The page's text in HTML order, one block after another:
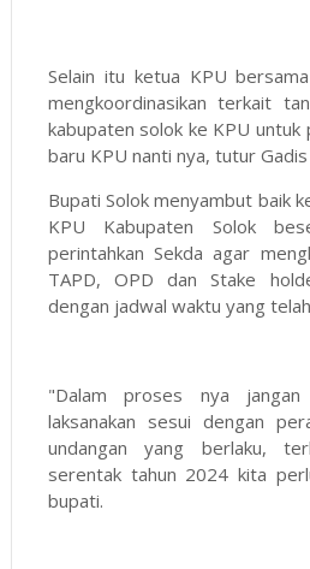
Selain itu ketua KPU
mengkoordinasikan terkait
kabupaten solok ke KPU untuk
baru KPU nanti nya, tutur
Bupati Solok menyambut baik
KPU Kabupaten Solok
perintahkan Sekda agar
TAPD, OPD dan Stake
dengan jadwal waktu yang
"Dalam proses nya
laksanakan sesui dengan
undangan yang berlaku,
serentak tahun 2024 kita
bupati.